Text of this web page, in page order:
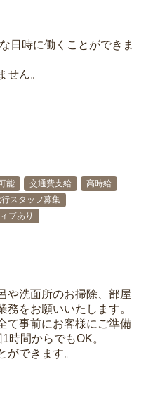
日時に働くことができま
せん。
能 交通費支給
高時給
スタッフ募集
ブあり
や洗面所のお掃除、部屋
をお願いいたします。
て事前にお客様にご準備
時間からでもOK。
ができます。